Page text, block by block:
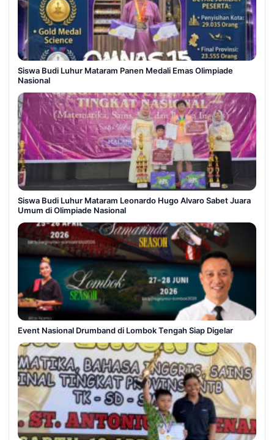
Siswa Budi Luhur Mataram Panen Medali Emas Olimpiade
Nasional
Siswa Budi Luhur Mataram Leonardo Hugo Alvaro Sabet Juara
Umum di Olimpiade Nasional
Event Nasional Drumband di Lombok Tengah Siap Digelar